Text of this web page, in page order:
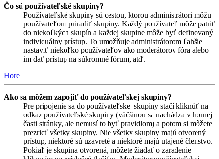
Čo sú používateľské skupiny?
Používateľské skupiny sú cestou, ktorou administrátori môžu
používateľom priradiť skupiny. Každý používateľ môže patriť
do niekoľkých skupín a každej skupine môže byť definovaný
individuálny prístup. To umožňuje administrátorom ľahšie
nastaviť niekoľko používateľov ako moderátorov fóra alebo
im dať prístup na súkromné fórum, atď.
Hore
Ako sa môžem zapojiť do používateľskej skupiny?
Pre pripojenie sa do používateľskej skupiny stačí kliknúť na
odkaz používateľské skupiny (väčšinou sa nachádza v hornej
časti stránky, ale nemusí to byť pravidlom) a potom si môžete
prezrieť všetky skupiny. Nie všetky skupiny majú otvorený
prístup, niektoré sú uzavreté a niektoré majú utajené členstvo.
Pokiaľ je skupina otvorená, môžete žiadať o zaradenie